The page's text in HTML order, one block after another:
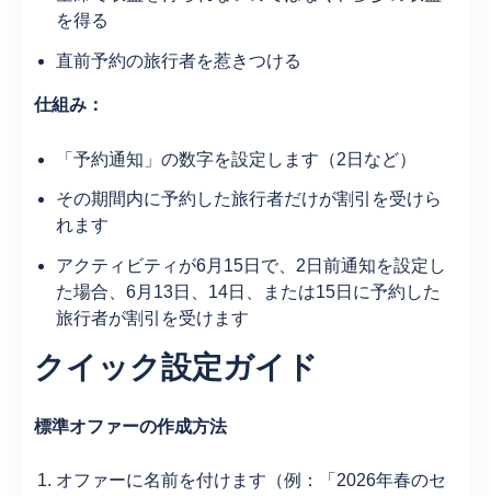
を得る
直前予約の旅行者を惹きつける
仕組み：
「予約通知」の数字を設定します（2日など）
その期間内に予約した旅行者だけが割引を受けら
れます
アクティビティが6月15日で、2日前通知を設定し
た場合、6月13日、14日、または15日に予約した
旅行者が割引を受けます
クイック設定ガイド
標準オファーの作成方法
オファーに名前を付けます（例：「2026年春のセ